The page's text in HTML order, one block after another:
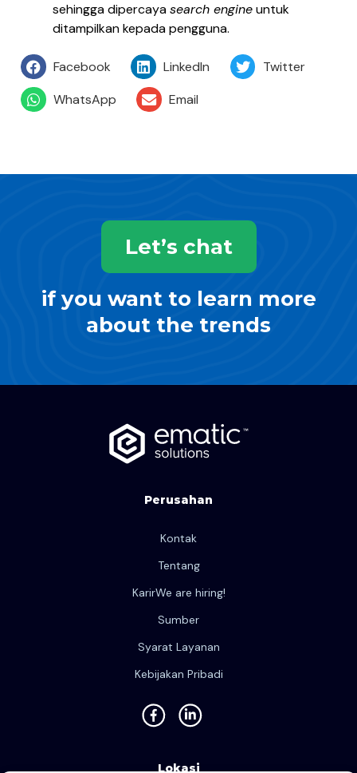
sehingga dipercayasearch engineuntuk
ditampilkan kepada pengguna.
Facebook LinkedIn
Twitter
WhatsApp
Email
Let’s chat
if you want to learn more
about the trends
Perusahan
Kontak
Tentang
KarirWe are hiring!
Sumber
Syarat Layanan
Kebijakan Pribadi
Lokasi